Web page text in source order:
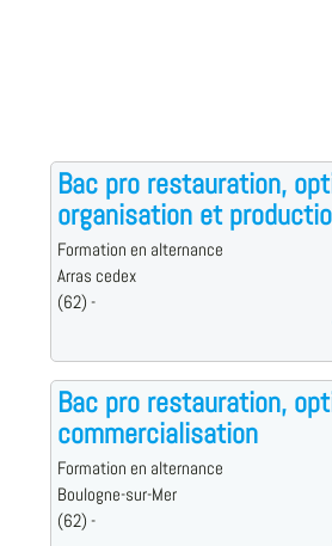
Bac pro restauration,
organisation et
Formation en alternance
Arras cedex
(62) -
Bac pro restauration,
commercialisation
Formation en alternance
Boulogne-sur-Mer
(62) -